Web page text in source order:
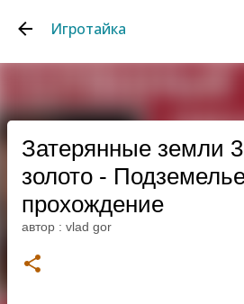
Игротайка
Затерянные земли
золото -
прохождение
автор : vlad gor